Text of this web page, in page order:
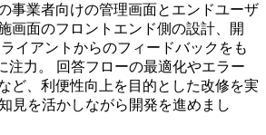
事業者向けの管理画面とエンドユーザ
画面のフロントエンド側の設計、開
イアントからのフィードバックをも
注力。 回答フローの最適化やエラー
ど、利便性向上を目的とした改修を実
見を活かしながら開発を進めまし